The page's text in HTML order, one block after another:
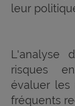
leur
L'analyse
risques
évaluer les
fréquents